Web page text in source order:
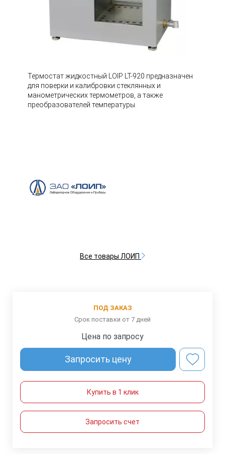
Термостат жидкостный LOIP LT-920 предназначен
для поверки и калибровки стеклянных и
манометрических термометров, а также
преобразователей температуры.
Все товары ЛОИП
ПОД ЗАКАЗ
Срок поставки от 7 дней
Цена по запросу
Запросить цену
Купить в 1 клик
Запросить счет